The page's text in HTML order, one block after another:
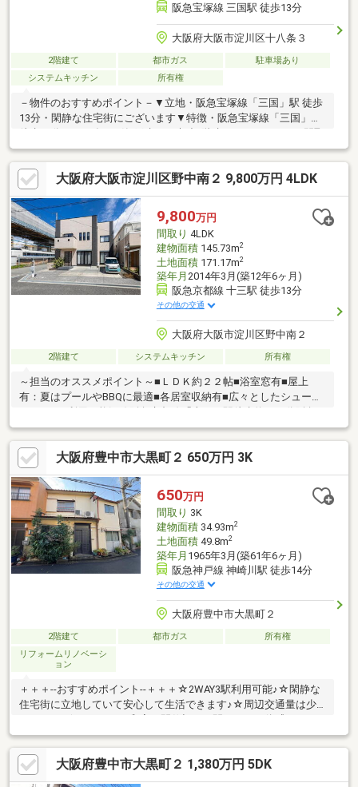
阪急宝塚線 三国駅 徒歩13分
大阪府大阪市淀川区十八条３
2階建て 都市ガス
駐車場あり
システムキッチン
所有権
－物件のおすすめポイント－▼立地・阪急宝塚線「三国」駅 徒歩
13分・閑静な住宅街にございます▼特徴・阪急宝塚線「三国」駅
徒歩13分・2020年2月築 戸建て・木造2階建て2SLDK＋WICの間取
り・北西側接道間口約4.7ｍにつき採光通風良好・駐車スペースあ
り（サイズによる制限あり）・浴室１６１６サイズ・3階にバルコ
ニーがございます・室内丁寧にお使いです▼周辺環境・万代豊中
豊南店 徒歩9分(約650m)■ ご希望の住まい探しをお手伝いします
━━━━━・・・物件の詳細・ご相談はお気軽にお問い合わせく
ださい。
大阪府大阪市淀川区野中南２ 9,800万円 4LDK
9,800万円
間取り 4LDK
建物面積145.73m2
土地面積171.17m2
築年月 2014年3月(築12年6ヶ月)
阪急京都線 十三駅 徒歩13分
その他の交通
大阪府大阪市淀川区野中南２
2階建て システムキッチン 所有権
～担当のオススメポイント～■ＬＤＫ約２２帖■浴室窓有■屋上
有：夏はプールやBBQに最適■各居室収納有■広々としたシューズ
宝塚線「三国」駅徒歩約１５分【リフォーム相談】住友林業のリ
フォーム（大幅な改装工事もお任せください）、その他提携リフ
ォーム業者のご紹介によりお客様のご希望・ニーズに合わせたご
提案をさせていただきます！ご希望のリフォーム内容、内装イメ
ージをお聞かせください。
大阪府豊中市大黒町２ 650万円 3K
650万円
間取り 3K
建物面積34.93m2
土地面積49.8m2
築年月 1965年3月(築61年6ヶ月)
阪急神戸線 神崎川駅 徒歩14分
その他の交通
大阪府豊中市大黒町２
2階建て 都市ガス
所有権
リフォームリノベーシ
ョン
＋＋＋--おすすめポイント--＋＋＋☆2WAY3駅利用可能♪☆閑静な
住宅街に立地していて安心して生活できます♪☆周辺交通量は少
なめです♪☆キッチンは和室の間仕切りを開けると一体感にある
空間になります♪☆キッチンに窓がある為、お料理の際の換気も
安心です♪☆L字型キッチンがあり、作業効率が良いです♪☆収納
スペースがございますので、お部屋がすっきり片付きます♪☆使
用用途により使い分けやすい和室と洋室があります♪☆嬉しい照
大阪府豊中市大黒町２ 1,380万円 5DK